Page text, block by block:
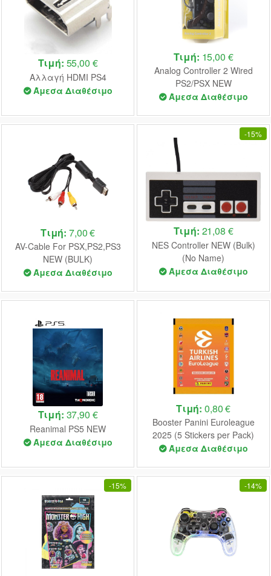
Τιμή: 55,00 €
Αλλαγή HDMI PS4
Άμεσα Διαθέσιμο
Τιμή: 15,00 €
Analog Controller 2 Wired
PS2/PSX NEW
Άμεσα Διαθέσιμο
Τιμή: 7,00 €
AV-Cable For PSX,PS2,PS3
NEW (BULK)
Άμεσα Διαθέσιμο
-15%
Τιμή: 21,08 €
NES Controller NEW (Bulk)
(No Name)
Άμεσα Διαθέσιμο
Τιμή: 37,90 €
Reanimal PS5 NEW
Άμεσα Διαθέσιμο
Τιμή: 0,80 €
Booster Panini Euroleague
2025 (5 Stickers per Pack)
Άμεσα Διαθέσιμο
-15% -14%